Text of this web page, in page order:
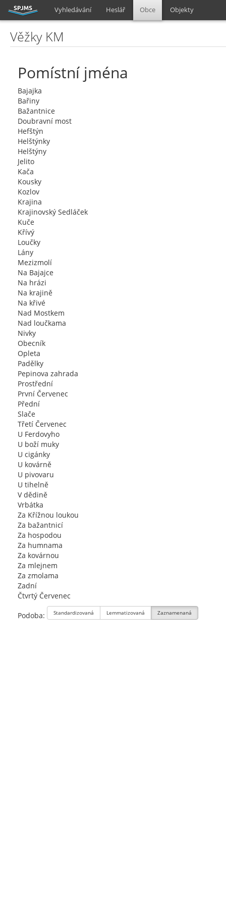
Vyhledávání Heslář Obce Objekty
Věžky KM
Pomístní jména
Bajajka
Bařiny
Bažantnice
Doubravní most
Hefštýn
Helštýnky
Helštýny
Jelito
Kača
Kousky
Kozlov
Krajina
Krajinovský Sedláček
Kuče
Křívý
Loučky
Lány
Mezizmolí
Na Bajajce
Na hrázi
Na krajině
Na křivé
Nad Mostkem
Nad loučkama
Nivky
Obecník
Opleta
Padělky
Pepinova zahrada
Prostřední
První Červenec
Přední
Slače
Třetí Červenec
U Ferdovyho
U boží muky
U cigánky
U kovárně
U pivovaru
U tihelně
V dědině
Vrbátka
Za Křížnou loukou
Za bažantnicí
Za hospodou
Za humnama
Za kovárnou
Za mlejnem
Za zmolama
Zadní
Čtvrtý Červenec
Podoba: Standardizovaná Lemmatizovaná Zaznamenaná